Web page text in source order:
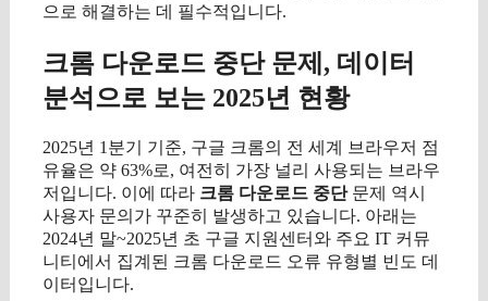
으로 해결하는 데 필수적입니다.
크롬 다운로드 중단 문제, 데이터
분석으로 보는 2025년 현황
2025년 1분기 기준, 구글 크롬의 전 세계 브라우저 점
유율은 약 63%로, 여전히 가장 널리 사용되는 브라우
저입니다. 이에 따라 크롬 다운로드 중단문제 역시
사용자 문의가 꾸준히 발생하고 있습니다. 아래는
2024년 말~2025년 초 구글 지원센터와 주요 IT 커뮤
니티에서 집계된 크롬 다운로드 오류 유형별 빈도 데
이터입니다.